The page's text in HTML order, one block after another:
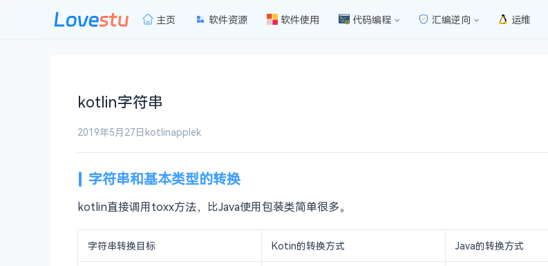
主页 软件资源 软件使用 代码编程 汇编逆向 运维
kotlin字符串
2019年5月27日kotlinapplek
字符串和基本类型的转换
kotlin直接调用toxx方法，比Java使用包装类简单很多。
字符串转换目标 Kotin的转换方式 Java的转换方式